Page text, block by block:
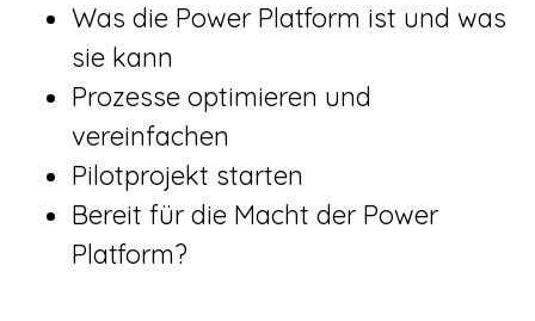
Was die Power Platform ist und was
sie kann
Prozesse optimieren und
vereinfachen
Pilotprojekt starten
Bereit für die Macht der Power
Platform?